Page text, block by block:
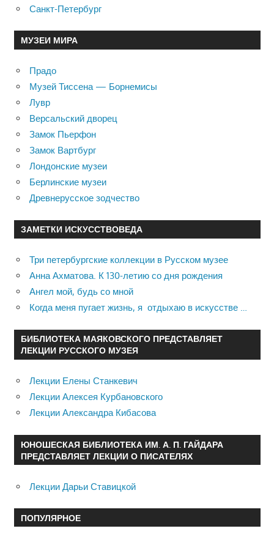
Санкт-Петербург
МУЗЕИ МИРА
Прадо
Музей Тиссена — Борнемисы
Лувр
Версальский дворец
Замок Пьерфон
Замок Вартбург
Лондонские музеи
Берлинские музеи
Древнерусское зодчество
ЗАМЕТКИ ИСКУССТВОВЕДА
Три петербургские коллекции в Русском музее
Анна Ахматова. К 130-летию со дня рождения
Ангел мой, будь со мной
Когда меня пугает жизнь, я отдыхаю в искусстве …
БИБЛИОТЕКА МАЯКОВСКОГО ПРЕДСТАВЛЯЕТ
ЛЕКЦИИ РУССКОГО МУЗЕЯ
Лекции Елены Станкевич
Лекции Алексея Курбановского
Лекции Александра Кибасова
ЮНОШЕСКАЯ БИБЛИОТЕКА ИМ. А. П. ГАЙДАРА
ПРЕДСТАВЛЯЕТ ЛЕКЦИИ О ПИСАТЕЛЯХ
Лекции Дарьи Ставицкой
ПОПУЛЯРНОЕ